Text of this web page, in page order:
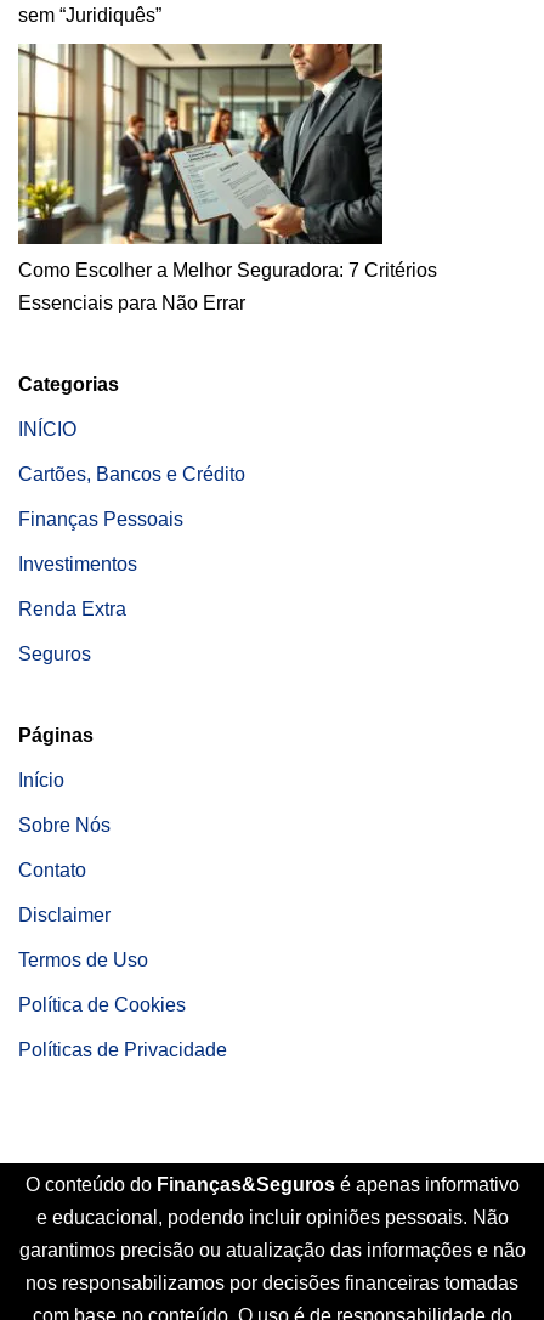
sem “Juridiquês”
Como Escolher a Melhor Seguradora: 7 Critérios
Essenciais para Não Errar
Categorias
INÍCIO
Cartões, Bancos e Crédito
Finanças Pessoais
Investimentos
Renda Extra
Seguros
Páginas
Início
Sobre Nós
Contato
Disclaimer
Termos de Uso
Política de Cookies
Políticas de Privacidade
O conteúdo do Finanças&Seguros é apenas informativo
e educacional, podendo incluir opiniões pessoais. Não
garantimos precisão ou atualização das informações e não
nos responsabilizamos por decisões financeiras tomadas
com base no conteúdo. O uso é de responsabilidade do